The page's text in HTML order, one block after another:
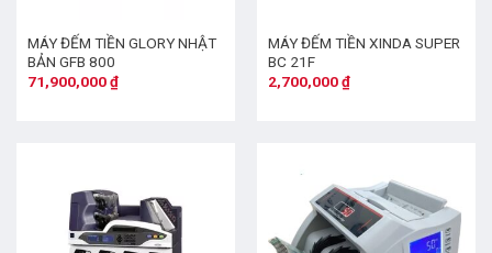
MÁY ĐẾM TIỀN GLORY NHẬT
BẢN GFB 800
71,900,000₫
MÁY ĐẾM TIỀN XINDA SUPER
BC 21F
2,700,000₫